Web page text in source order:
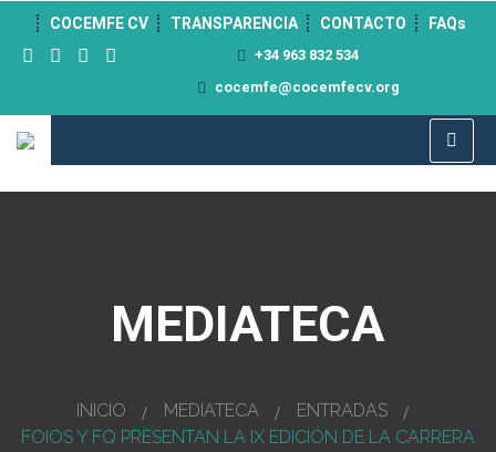
COCEMFE CV TRANSPARENCIA CONTACTO FAQs
+34 963 832 534
cocemfe@cocemfecv.org
MEDIATECA
INICIO MEDIATECA
ENTRADAS
FOIOS Y FQ PRESENTAN LA IX EDICIÓN DE LA CARRERA